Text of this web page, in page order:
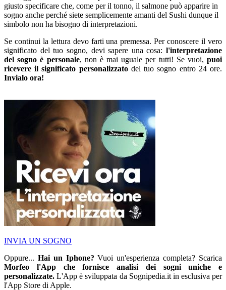
giusto specificare che, come per il tonno, il salmone può apparire in
sogno anche perché siete semplicemente amanti del Sushi dunque il
simbolo non ha bisogno di interpretazioni.
Se continui la lettura devo farti una premessa. Per conoscere il vero
significato del tuo sogno, devi sapere una cosa: l'interpretazione
del sogno è personale, non è mai uguale per tutti! Se vuoi, puoi
ricevere il significato personalizzatodel tuo sogno entro 24 ore.
Invialo ora!
INVIA UN SOGNO
Oppure... Hai un Iphone? Vuoi un'esperienza completa? Scarica
Morfeo l'App che fornisce analisi dei sogni uniche e
personalizzate. L'App è sviluppata da Sognipedia.it in esclusiva per
l'App Store di Apple.